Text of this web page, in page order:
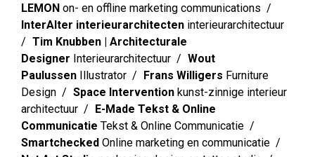
LEMON on- en offline marketing communications
InterAlter interieurarchitecten interieurarchitectuur
Tim Knubben | Architecturale
Designer Interieurarchitectuur
Wout
Paulussen Illustrator Frans Willigers Furniture
Design
Space Intervention kunst-zinnige interieur
architectuur
E-Made Tekst & Online
Communicatie Tekst & Online Communicatie
Smartchecked Online marketing en communicatie